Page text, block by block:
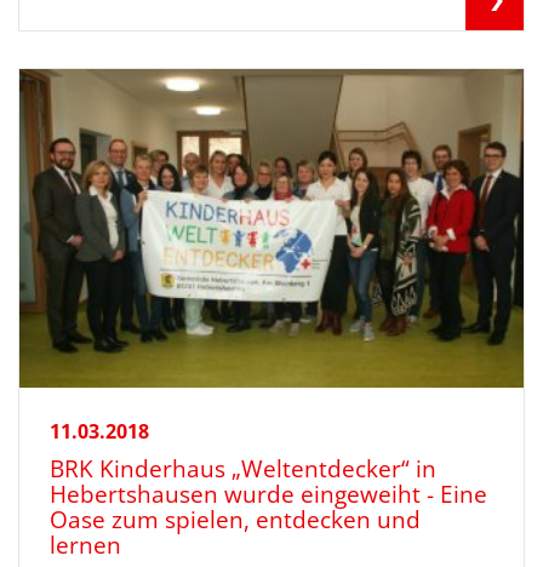
11.03.2018
BRK Kinderhaus „Weltentdecker“ in
Hebertshausen wurde eingeweiht - Eine
Oase zum spielen, entdecken und
lernen